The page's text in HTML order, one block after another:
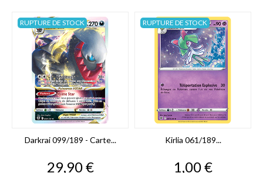
Darkrai 099/189 - Carte...
Prix
29,90 €
RUPTURE DE STOCK
Kirlia 061/189...
Prix
1,00 €
RUPTURE DE STOCK